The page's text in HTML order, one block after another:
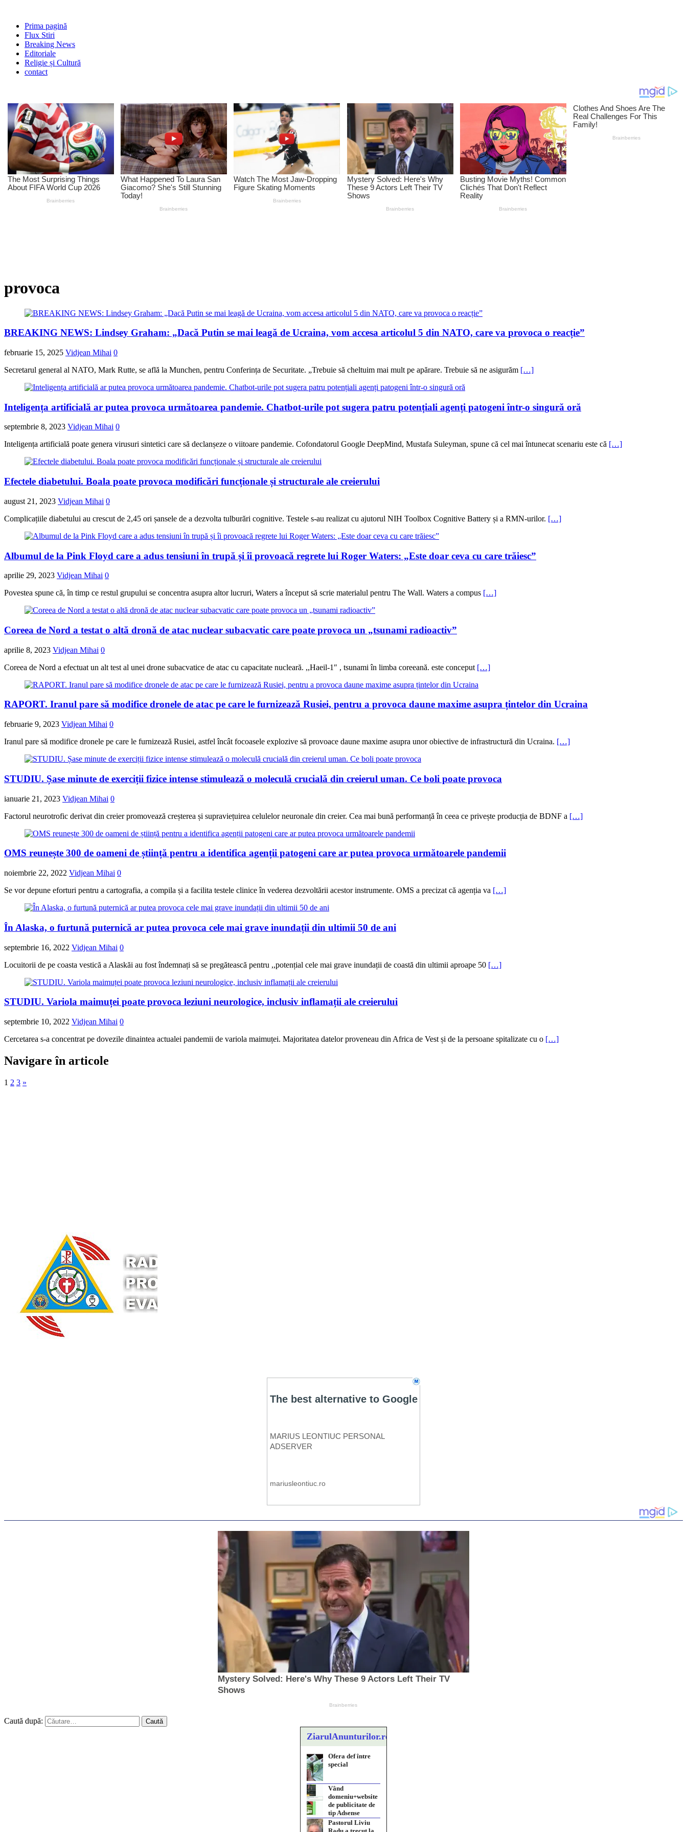
Prima pagină
Flux Stiri
Breaking News
Editoriale
Religie și Cultură
contact
provoca
BREAKING NEWS: Lindsey Graham: „Dacă Putin se mai leagă de Ucraina, vom accesa articolul 5 din NATO, care va provoca o reacție”
februarie 15, 2025 Vidjean Mihai 0
Secretarul general al NATO, Mark Rutte, se află la Munchen, pentru Conferința de Securitate. „Trebuie să cheltuim mai mult pe apărare. Trebuie să ne asigurăm […]
Inteligența artificială ar putea provoca următoarea pandemie. Chatbot-urile pot sugera patru potențiali agenți patogeni într-o singură oră
septembrie 8, 2023 Vidjean Mihai 0
Inteligența artificială poate genera virusuri sintetici care să declanșeze o viitoare pandemie. Cofondatorul Google DeepMind, Mustafa Suleyman, spune că cel mai întunecat scenariu este că […]
Efectele diabetului. Boala poate provoca modificări funcționale și structurale ale creierului
august 21, 2023 Vidjean Mihai 0
Complicațiile diabetului au crescut de 2,45 ori șansele de a dezvolta tulburări cognitive. Testele s-au realizat cu ajutorul NIH Toolbox Cognitive Battery și a RMN-urilor. […]
Albumul de la Pink Floyd care a adus tensiuni în trupă și îi provoacă regrete lui Roger Waters: „Este doar ceva cu care trăiesc”
aprilie 29, 2023 Vidjean Mihai 0
Povestea spune că, în timp ce restul grupului se concentra asupra altor lucruri, Waters a început să scrie materialul pentru The Wall. Waters a compus […]
Coreea de Nord a testat o altă dronă de atac nuclear subacvatic care poate provoca un „tsunami radioactiv”
aprilie 8, 2023 Vidjean Mihai 0
Coreea de Nord a efectuat un alt test al unei drone subacvatice de atac cu capacitate nucleară. ,,Haeil-1″ , tsunami în limba coreeană. este conceput […]
RAPORT. Iranul pare să modifice dronele de atac pe care le furnizează Rusiei, pentru a provoca daune maxime asupra țintelor din Ucraina
februarie 9, 2023 Vidjean Mihai 0
Iranul pare să modifice dronele pe care le furnizează Rusiei, astfel încât focoasele explozive să provoace daune maxime asupra unor obiective de infrastructură din Ucraina. […]
STUDIU. Șase minute de exerciții fizice intense stimulează o moleculă crucială din creierul uman. Ce boli poate provoca
ianuarie 21, 2023 Vidjean Mihai 0
Factorul neurotrofic derivat din creier promovează creșterea și supraviețuirea celulelor neuronale din creier. Cea mai bună performanță în ceea ce privește producția de BDNF a […]
OMS reunește 300 de oameni de știință pentru a identifica agenții patogeni care ar putea provoca următoarele pandemii
noiembrie 22, 2022 Vidjean Mihai 0
Se vor depune eforturi pentru a cartografia, a compila și a facilita testele clinice în vederea dezvoltării acestor instrumente. OMS a precizat că agenția va […]
În Alaska, o furtună puternică ar putea provoca cele mai grave inundații din ultimii 50 de ani
septembrie 16, 2022 Vidjean Mihai 0
Locuitorii de pe coasta vestică a Alaskăi au fost îndemnați să se pregătească pentru ,,potențial cele mai grave inundații de coastă din ultimii aproape 50 […]
STUDIU. Variola maimuței poate provoca leziuni neurologice, inclusiv inflamații ale creierului
septembrie 10, 2022 Vidjean Mihai 0
Cercetarea s-a concentrat pe dovezile dinaintea actualei pandemii de variola maimuței. Majoritatea datelor proveneau din Africa de Vest și de la persoane spitalizate cu o […]
Navigare în articole
1 2 3 »
Caută după:
ZiarulAnunturilor.ro
Ofera def între
special
Vând
domeniu+website
de publicitate de
tip Adsense
Pastorul Liviu